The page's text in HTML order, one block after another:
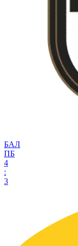
БАЛ
ПБ
4
:
3